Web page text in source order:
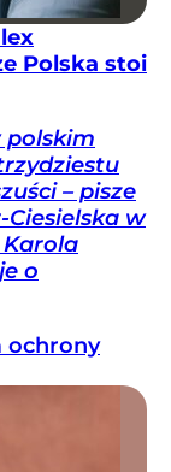
Polska stoi
polskim
– pisze
Ciesielska w
o
ochrony